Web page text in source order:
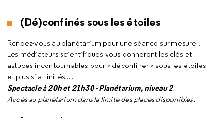
(Dé)confinés sous les étoiles
Rendez-vous au planétarium pour une séance sur mesure !
Les médiateurs scientifiques vous donneront les clés et
astuces incontournables pour « déconfiner » sous les étoiles
et plus si affinités ...
Spectacle à 20h et 21h30 - Planétarium, niveau 2
Accès au planétarium dans la limite des places disponibles.